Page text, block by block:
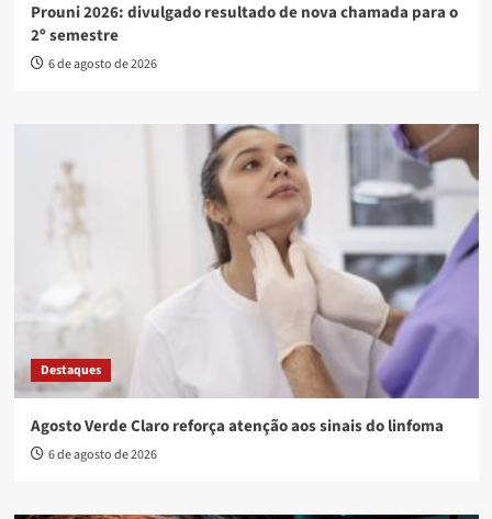
Prouni 2026: divulgado resultado de nova chamada para o
2º semestre
6 de agosto de 2026
Destaques
Agosto Verde Claro reforça atenção aos sinais do linfoma
6 de agosto de 2026